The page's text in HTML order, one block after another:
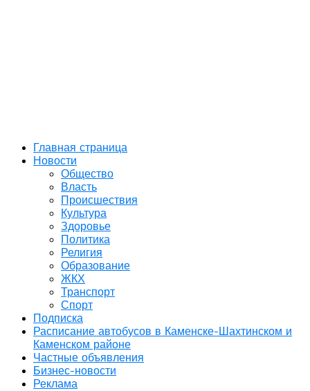
Главная страница
Новости
Общество
Власть
Происшествия
Культура
Здоровье
Политика
Религия
Образование
ЖКХ
Транспорт
Спорт
Подписка
Расписание автобусов в Каменске-Шахтинском и
Каменском районе
Частные объявления
Бизнес-новости
Реклама